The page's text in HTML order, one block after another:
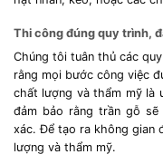
Thi công đúng quy trình,
Chúng tôi tuân thủ các
rằng mọi bước công việc
chất lượng và thẩm mỹ là
đảm bảo rằng trần gỗ
xác. Để tạo ra không gian
lượng và thẩm mỹ.